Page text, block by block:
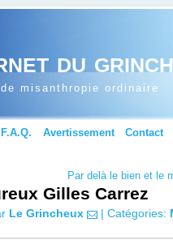
du
misanthropie ordinaire
F.A.Q. Avertissement Contact
Par delà le bien et le
Gilles Carrez
Le Grincheux | Catégories: